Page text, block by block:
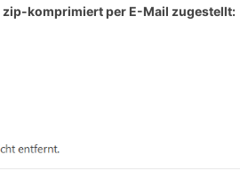
komprimiert per E-Mail zugestellt: